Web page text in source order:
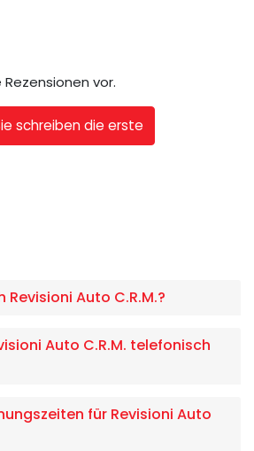
vor.
schreiben die erste
Auto C.R.M.?
Auto C.R.M. telefonisch
für Revisioni Auto